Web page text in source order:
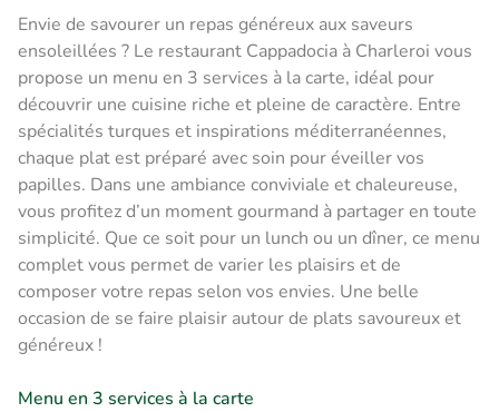
Envie de savourer un repas généreux aux saveurs
ensoleillées ? Le restaurant Cappadocia à Charleroi vous
propose un menu en 3 services à la carte, idéal pour
découvrir une cuisine riche et pleine de caractère. Entre
spécialités turques et inspirations méditerranéennes,
chaque plat est préparé avec soin pour éveiller vos
papilles. Dans une ambiance conviviale et chaleureuse,
vous profitez d’un moment gourmand à partager en toute
simplicité. Que ce soit pour un lunch ou un dîner, ce menu
complet vous permet de varier les plaisirs et de
composer votre repas selon vos envies. Une belle
occasion de se faire plaisir autour de plats savoureux et
généreux !
Menu en 3 services à la carte